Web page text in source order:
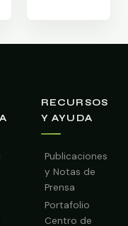
RECURSOS
Y AYUDA
Publicaciones
y Notas de
Prensa
Portafolio
Centro de